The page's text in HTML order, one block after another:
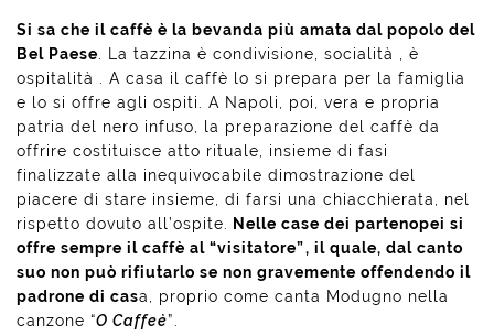
Si sa che il caffè è la bevanda più amata dal popolo del
Bel Paese . La tazzina è condivisione, socialità , è
ospitalità . A casa il caffè lo si prepara per la famiglia
e lo si offre agli ospiti. A Napoli, poi, vera e propria
patria del nero infuso, la preparazione del caffè da
offrire costituisce atto rituale, insieme di fasi
finalizzate alla inequivocabile dimostrazione del
piacere di stare insieme, di farsi una chiacchierata, nel
rispetto dovuto all’ospite.
Nelle case dei partenopei si
offre sempre il caffè al “visitatore”, il quale, dal canto
suo non può rifiutarlo se non gravemente offendendo il
padrone di casa, proprio come canta Modugno nella
canzone “O Caffeè”.